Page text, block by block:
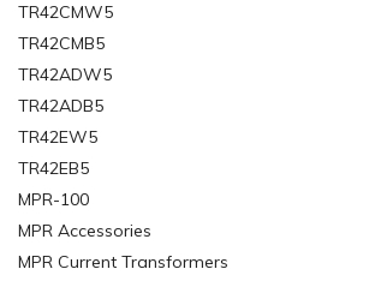
TR42CMW5
TR42CMB5
TR42ADW5
TR42ADB5
TR42EW5
TR42EB5
MPR-100
MPR Accessories
MPR Current Transformers